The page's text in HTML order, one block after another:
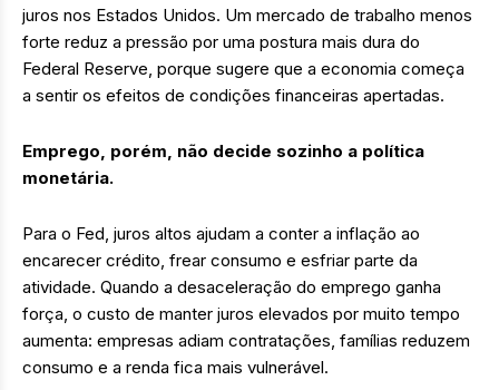
juros nos Estados Unidos. Um mercado de trabalho menos
forte reduz a pressão por uma postura mais dura do
Federal Reserve, porque sugere que a economia começa
a sentir os efeitos de condições financeiras apertadas.
Emprego, porém, não decide sozinho a política
monetária.
Para o Fed, juros altos ajudam a conter a inflação ao
encarecer crédito, frear consumo e esfriar parte da
atividade. Quando a desaceleração do emprego ganha
força, o custo de manter juros elevados por muito tempo
aumenta: empresas adiam contratações, famílias reduzem
consumo e a renda fica mais vulnerável.